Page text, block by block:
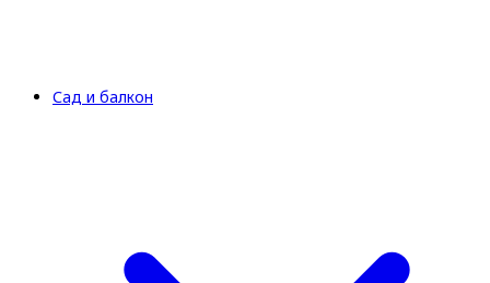
Сад и балкон